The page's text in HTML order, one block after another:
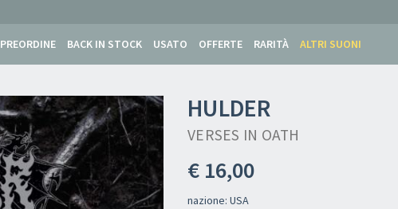
PREORDINE BACK IN STOCK USATO OFFERTE RARITÀ ALTRI SUONI
HULDER
VERSES IN OATH
€ 16,00
nazione: USA